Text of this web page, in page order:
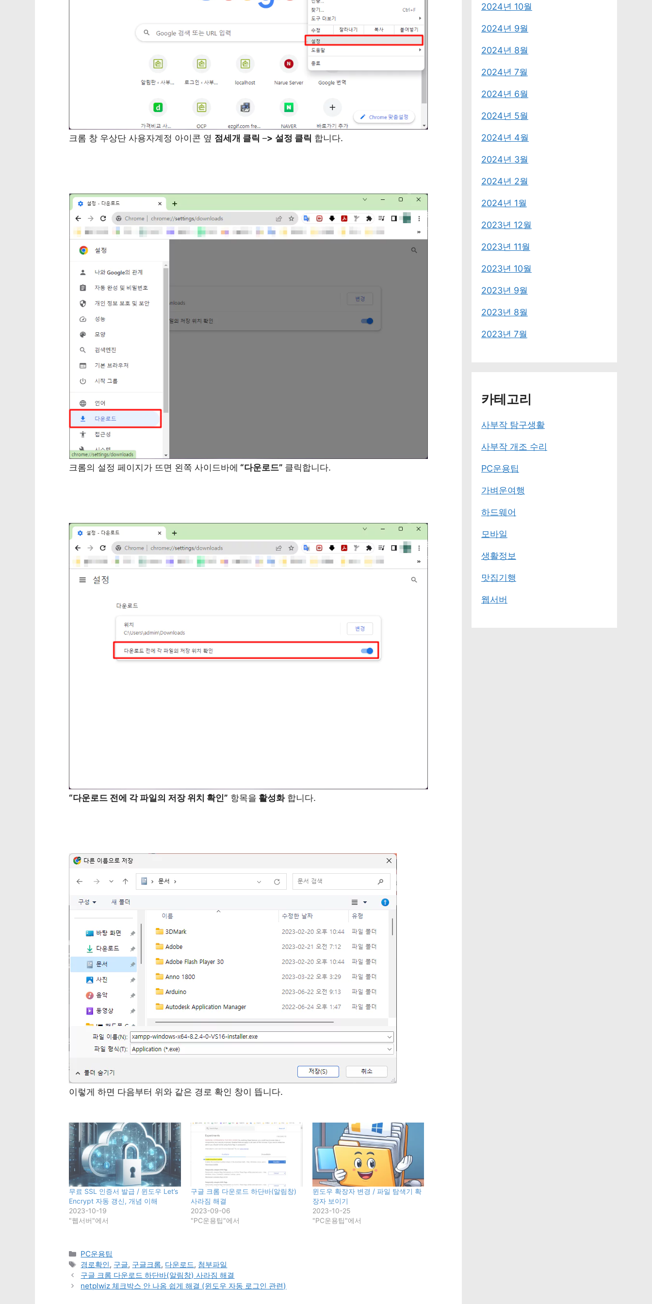
크롬 창 우상단 사용자계정 아이콘 옆 점세개 클릭 –> 설정 클릭 합니다.
크롬의 설정 페이지가 뜨면 왼쪽 사이드바에 “다운로드” 클릭합니다.
“다운로드 전에 각 파일의 저장 위치 확인” 항목을 활성화합니다.
이렇게 하면 다음부터 위와 같은 경로 확인 창이 뜹니다.
무료 SSL 인증서 발급 / 윈도우 Let’s
Encrypt 자동 갱신, 개념 이해
2023-10-19
"웹서버"에서
구글 크롬 다운로드 하단바(알림창)
사라짐 해결
2023-09-06
"PC운용팁"에서
윈도우 확장자 변경 / 파일 탐색기 확
장자 보이기
2023-10-25
"PC운용팁"에서
카
테
고
리
PC운용팁
태
그
경로확인, 구글, 구글크롬, 다운로드, 첨부파일
구글 크롬 다운로드 하단바(알림창) 사라짐 해결
netplwiz 체크박스 안 나옴 쉽게 해결 (윈도우 자동 로그인 관련)
2024년 10월
2024년 9월
2024년 8월
2024년 7월
2024년 6월
2024년 5월
2024년 4월
2024년 3월
2024년 2월
2024년 1월
2023년 12월
2023년 11월
2023년 10월
2023년 9월
2023년 8월
2023년 7월
카테고리
사부작 탐구생활
사부작 개조 수리
PC운용팁
가벼운여행
하드웨어
모바일
생활정보
맛집기행
웹서버